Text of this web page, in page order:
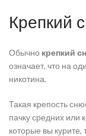
Крепкий
Обычно крепкий
означает, что на
никотина.
Такая крепость
пачку средних или
которые вы